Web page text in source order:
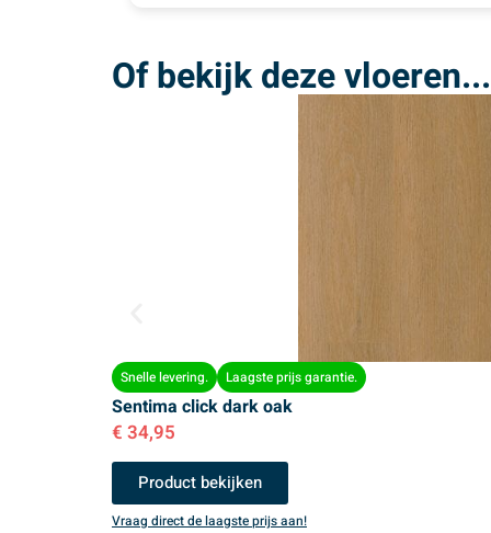
Of bekijk deze vloeren...
Snelle levering. Laagste prijs garantie.
Sentima click dark oak
€ 34,95
Product bekijken
Vraag direct de laagste prijs aan!